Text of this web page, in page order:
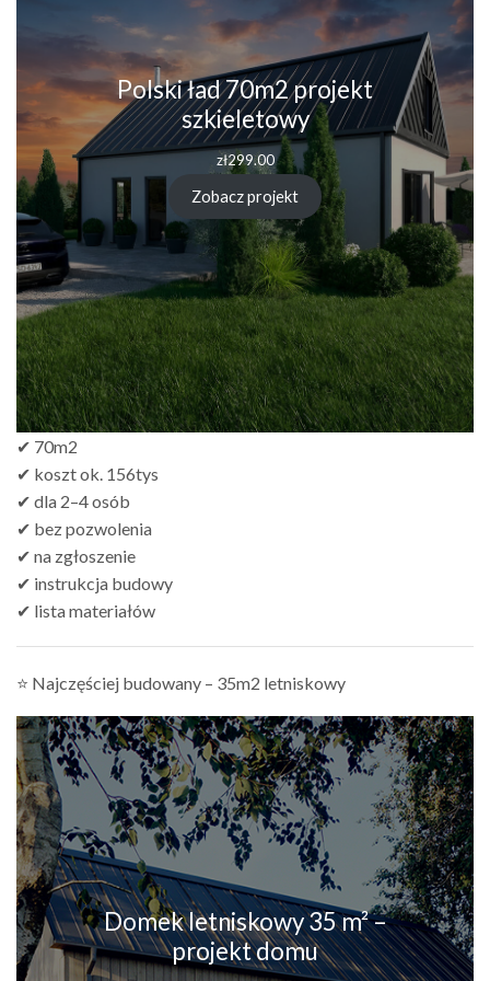
Polski ład 70m2 projekt
szkieletowy
zł299.00
Zobacz projekt
✔ 70m2
✔ koszt ok. 156tys
✔ dla 2–4 osób
✔ bez pozwolenia
✔ na zgłoszenie
✔ instrukcja budowy
✔ lista materiałów
⭐ Najczęściej budowany – 35m2 letniskowy
Domek letniskowy 35 m² –
projekt domu